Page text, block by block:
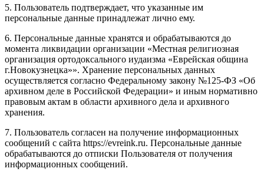
5. Пользователь подтверждает, что указанные им
персональные данные принадлежат лично ему.
6. Персональные данные хранятся и обрабатываются до
момента ликвидации организации «Местная религиозная
организация ортодоксального иудаизма «Еврейская община
г.Новокузнецка»». Хранение персональных данных
осуществляется согласно Федеральному закону №125-ФЗ «Об
архивном деле в Российской Федерации» и иным нормативно
правовым актам в области архивного дела и архивного
хранения.
7. Пользователь согласен на получение информационных
сообщений с сайта https://evreink.ru. Персональные данные
обрабатываются до отписки Пользователя от получения
информационных сообщений.